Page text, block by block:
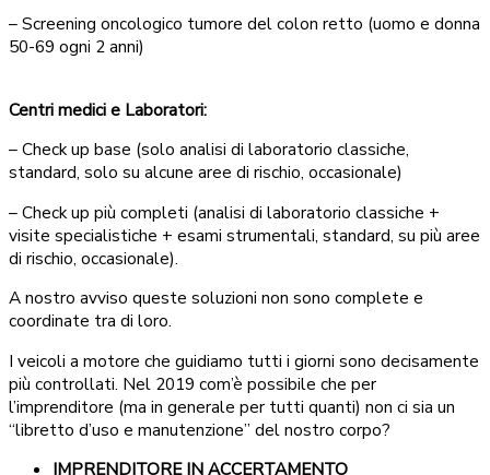
– Screening oncologico tumore del colon retto (uomo e donna
50-69 ogni 2 anni)
Centri medici e Laboratori:
– Check up base (solo analisi di laboratorio classiche,
standard, solo su alcune aree di rischio, occasionale)
– Check up più completi (analisi di laboratorio classiche +
visite specialistiche + esami strumentali, standard, su più aree
di rischio, occasionale).
A nostro avviso queste soluzioni non sono complete e
coordinate tra di loro.
I veicoli a motore che guidiamo tutti i giorni sono decisamente
più controllati. Nel 2019 com’è possibile che per
l’imprenditore (ma in generale per tutti quanti) non ci sia un
“libretto d’uso e manutenzione” del nostro corpo?
IMPRENDITORE IN ACCERTAMENTO